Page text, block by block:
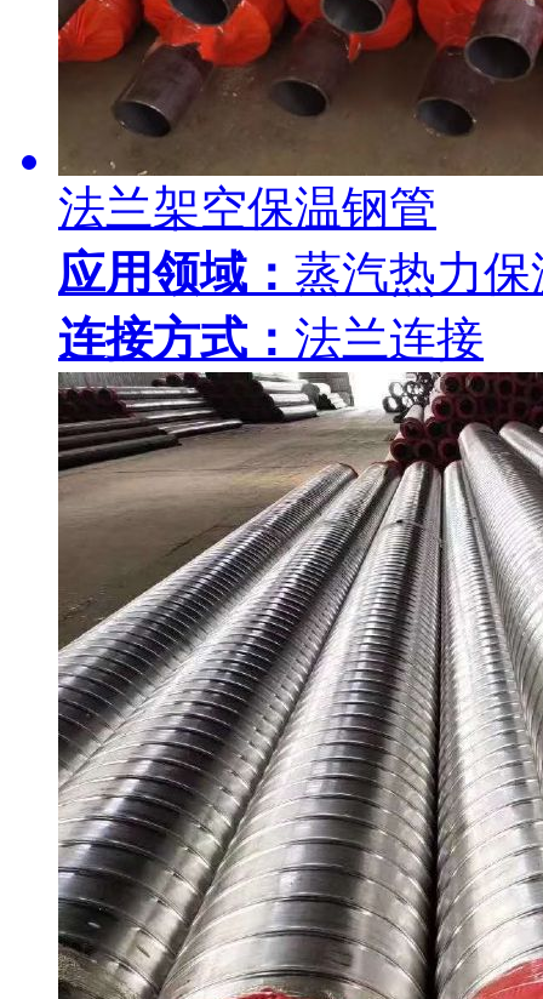
法兰架空保温钢管
应用领域： 蒸汽热力保
连接方式： 法兰连接